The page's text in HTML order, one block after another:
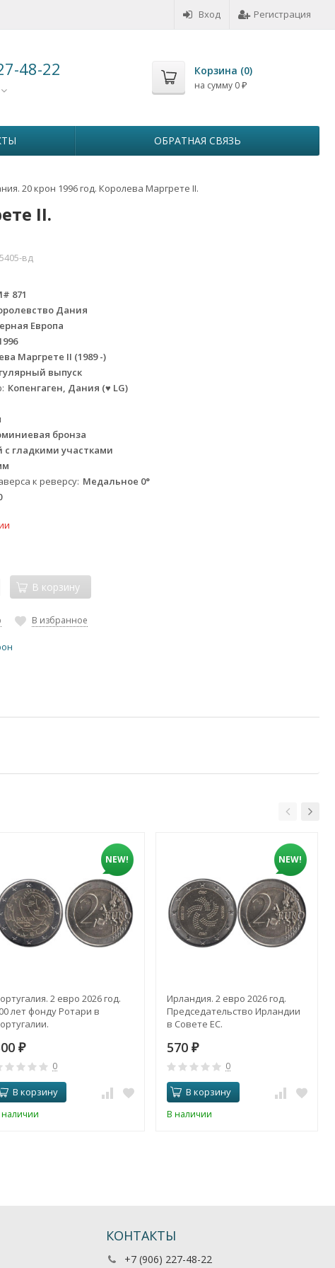
Вход Регистрация
48-22 Корзина (0)
на сумму 0 ₽
ОБРАТНАЯ СВЯЗЬ
20 крон 1996 год. Королева Маргрете II.
II.
вд
871
Дания
Европа
Маргрете II (1989 -)
выпуск
Копенгаген, Дания (♥ LG)
бронза
с гладкими участками
к реверсу Медальное 0°
В корзину
В избранное
NEW!
2 евро 2026 год.
лет фонду Ротари в
₽
0
В корзину
NEW!
Ирландия. 2 евро 2026 год.
Председательство Ирландии
в Совете ЕС.
570 ₽
0
В корзину
В наличии
КОНТАКТЫ
+7 (906) 227-48-22